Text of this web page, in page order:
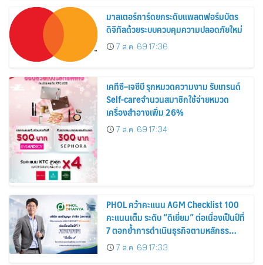
มาสเตอร์การ์ดยกระดับแพลตฟอร์มบัตร
ดิจิทัลด้วยระบบควบคุมความปลอดภัยใหม่
7 ส.ค. 69 17:36
เคทีซี–เจซีบี รุกหมวดความงาม รับเทรนด์
Self-careจำนวนสมาชิกใช้จ่ายหมวด
เครื่องสำอางเพิ่ม 26%
7 ส.ค. 69 17:34
PHOL คว้าคะแนน AGM Checklist 100
คะแนนเต็ม ระดับ “ดีเยี่ยม” ต่อเนื่องเป็นปีที่
7 ตอกย้ำการดำเนินธุรกิจตามหลักธร
รมาภิบาล โปร่งใส สร้างความเชื่อมั่นผู้ถือ
หุ้น
7 ส.ค. 69 17:33